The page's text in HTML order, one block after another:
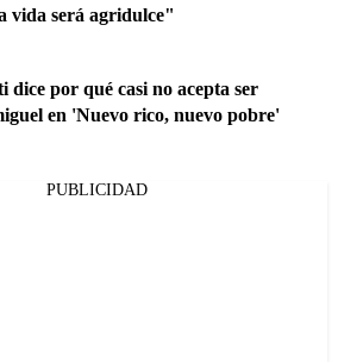
vida será agridulce"
dice por qué casi no acepta ser
en 'Nuevo rico, nuevo pobre'
PUBLICIDAD